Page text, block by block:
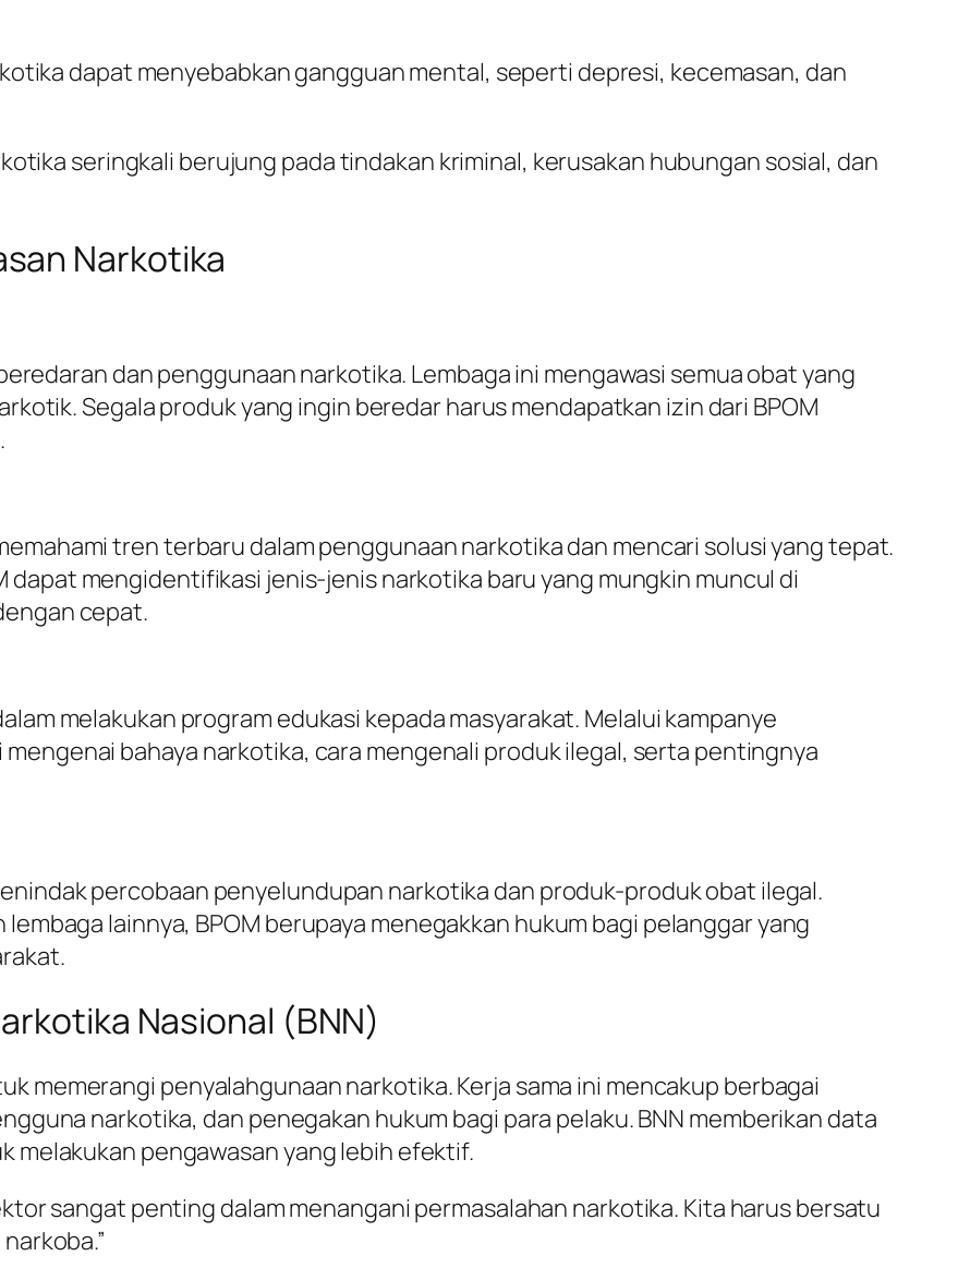
dapat menyebabkan gangguan mental, seperti depresi, kecemasan, dan
seringkali berujung pada tindakan kriminal, kerusakan hubungan sosial, dan
Narkotika
dan penggunaan narkotika. Lembaga ini mengawasi semua obat yang
Segala produk yang ingin beredar harus mendapatkan izin dari BPOM
tren terbaru dalam penggunaan narkotika dan mencari solusi yang tepat.
dapat mengidentifikasi jenis-jenis narkotika baru yang mungkin muncul di
cepat.
melakukan program edukasi kepada masyarakat. Melalui kampanye
bahaya narkotika, cara mengenali produk ilegal, serta pentingnya
percobaan penyelundupan narkotika dan produk-produk obat ilegal.
lainnya, BPOM berupaya menegakkan hukum bagi pelanggar yang
Nasional (BNN)
memerangi penyalahgunaan narkotika. Kerja sama ini mencakup berbagai
narkotika, dan penegakan hukum bagi para pelaku. BNN memberikan data
melakukan pengawasan yang lebih efektif.
sangat penting dalam menangani permasalahan narkotika. Kita harus bersatu